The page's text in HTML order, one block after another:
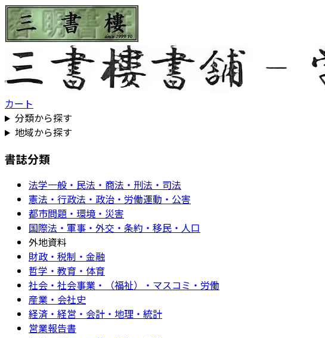
カート
分類から探す
地域から探す
書誌分類
法学一般・民法・商法・刑法・司法
憲法・行政法・政治・労働運動・公害
都市問題・環境・災害
国際法・軍事・外交・条約・移民・人口
外地資料
財政・税制・金融
哲学・教育・体育
社会・社会事業・（福祉）・マスコミ・労働
産業・会社史
経済・経営・会計・地理・統計
営業報告書